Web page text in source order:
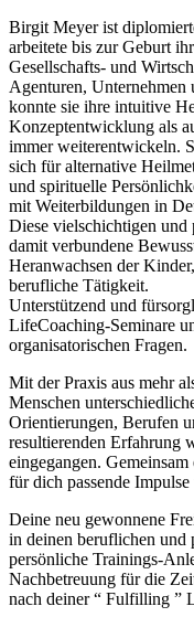
Birgit Meyer ist
arbeitete bis zur Geburt
Gesellschafts- und
Agenturen,
konnte sie ihre intuitive
Konzeptentwicklung als
immer weiterentwickeln.
sich für alternative
und spirituelle
mit Weiterbildungen in
Diese vielschichtigen und
damit verbundene
Heranwachsen der
berufliche Tätigkeit.
Unterstützend und
LifeCoaching-Seminare
organisatorischen Fragen.
Mit der Praxis aus mehr
Menschen
Orientierungen, Berufen
resultierenden Erfahrung
eingegangen.
für dich passende
Deine neu gewonnene
in deinen beruflichen und
persönliche Trainings-
Nachbetreuung für die
nach deiner “ Fulfilling ”